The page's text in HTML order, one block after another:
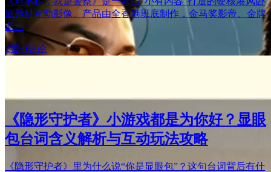
底题材互动影像。产品由全香港班底制作，金马奖影帝、金牌
老…
2赞·0评论
《隐形守护者》小游戏都是为你好？显眼
包台词含义解析与互动玩法攻略
《隐形守护者》里为什么说“你是显眼包”？这句台词背后有什